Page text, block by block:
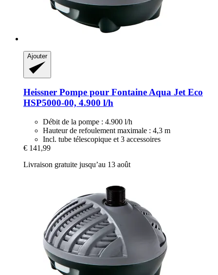
Ajouter
Heissner Pompe pour Fontaine Aqua Jet Eco
HSP5000-​00, 4.900 l/h
Débit de la pompe : 4.900 l/h
Hauteur de refoulement maximale : 4,3 m
Incl. tube télescopique et 3 accessoires
€ 141,99
Livraison gratuite jusqu’au 13 août